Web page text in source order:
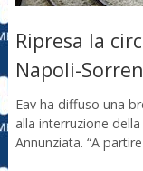
Ripresa la
Napoli-
Eav ha diffuso una
alla interruzione
Annunziata. “A